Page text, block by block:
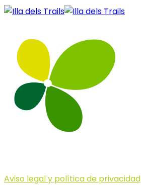
Aviso legal y política de privacidad